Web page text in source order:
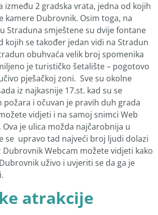
između 2 gradska vrata, jedna od kojih
kamere Dubrovnik. Osim toga, na
Straduna smještene su dvije fontane
kojih se također jedan vidi na Stradun
obuhvaća velik broj spomenika
je turističko šetalište – pogotovo
pješačkoj zoni. Sve su okolne
iz najkasnije 17.st. kad su se
požara i očuvan je pravih duh grada
vidjeti i na samoj snimci Web
je ulica možda najčarobnija u
se upravo tad najveći broj ljudi dolazi
Webcam možete vidjeti kako
uživo i uvjeriti se da ga je
atrakcije